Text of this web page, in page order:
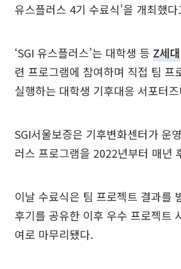
유스플러스 4기 수료식'을 개최했
‘SGI 유스플러스’는 대학생 등 Z세대
련 프로그램에 참여하며 직접 팀 프
실행하는 대학생 기후대응 서포터
SGI서울보증은 기후변화센터가 운
러스 프로그램을 2022년부터 매년
이날 수료식은 팀 프로젝트 결과를
후기를 공유한 이후 우수 프로젝트
여로 마무리됐다.